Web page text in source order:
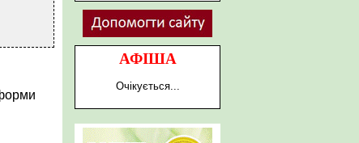
АФІША
Очікується...